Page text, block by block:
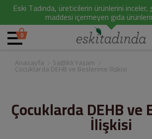
Eski Tadında, üreticilerin ürünlerini inceler,
maddesi içermeyen gıda
0
Anasayfa Sağlıklı Yaşam
Çocuklarda DEHB ve Beslenme İlişkisi
Çocuklarda DEHB ve
İlişkisi